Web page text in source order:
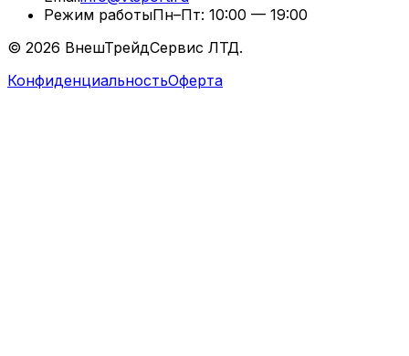
Режим работыПн–Пт: 10:00 — 19:00
© 2026 ВнешТрейдСервис ЛТД.
КонфиденциальностьОферта